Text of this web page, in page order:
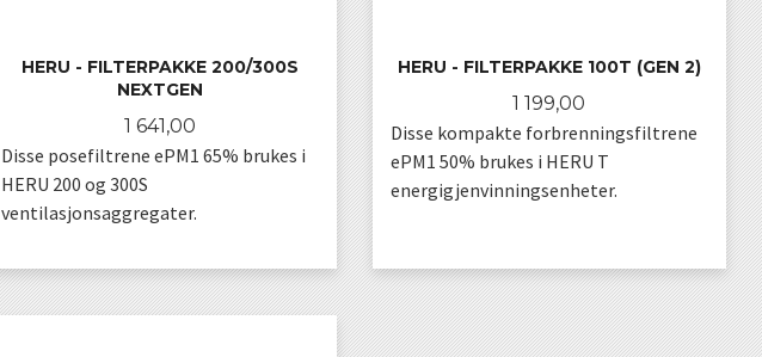
HERU - FILTERPAKKE 200/300S
NEXTGEN
Pris
1 641,00
KJØP
Disse posefiltrene ePM1 65% brukes i
HERU 200 og 300S
ventilasjonsaggregater.
HERU - FILTERPAKKE 100T (GEN 2)
Pris
1 199,00
KJØP
Disse kompakte forbrenningsfiltrene
ePM1 50% brukes i HERU T
energigjenvinningsenheter.